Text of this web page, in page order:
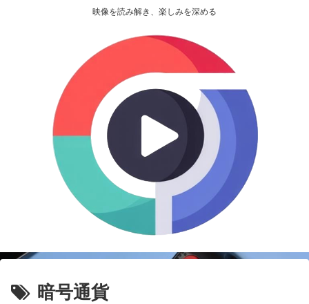
映像を読み解き、楽しみを深める
暗号通貨